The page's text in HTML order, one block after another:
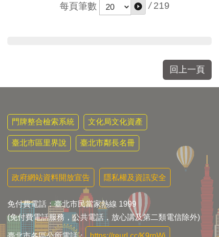
每頁筆數 / 219
回上一頁
門牌整合檢索系統 文化局文化資產
臺北市區里界說 臺北市鄰長名冊
政府網站資料開放宣告 隱私權及資訊安全
免付費電話：臺北市民當家熱線 1999
(免付費電話服務，公共電話，放心講及第二類電信除外)